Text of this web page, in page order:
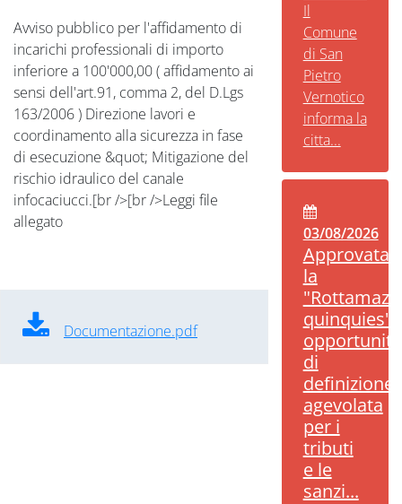
Avviso pubblico per l'affidamento di
incarichi professionali di importo
inferiore a 100'000,00 ( affidamento ai
sensi dell'art.91, comma 2, del D.Lgs
163/2006 ) Direzione lavori e
coordinamento alla sicurezza in fase
di esecuzione &quot; Mitigazione del
rischio idraulico del canale
infocaciucci.[br />[br />Leggi file
allegato
Documentazione.pdf
Il
Comune
di San
Pietro
Vernotico
informa la
citta...
03/08/2026
Approvata
la
quinquies":
opportunità
di
definizione
agevolata
per i
tributi
e le
sanzi...